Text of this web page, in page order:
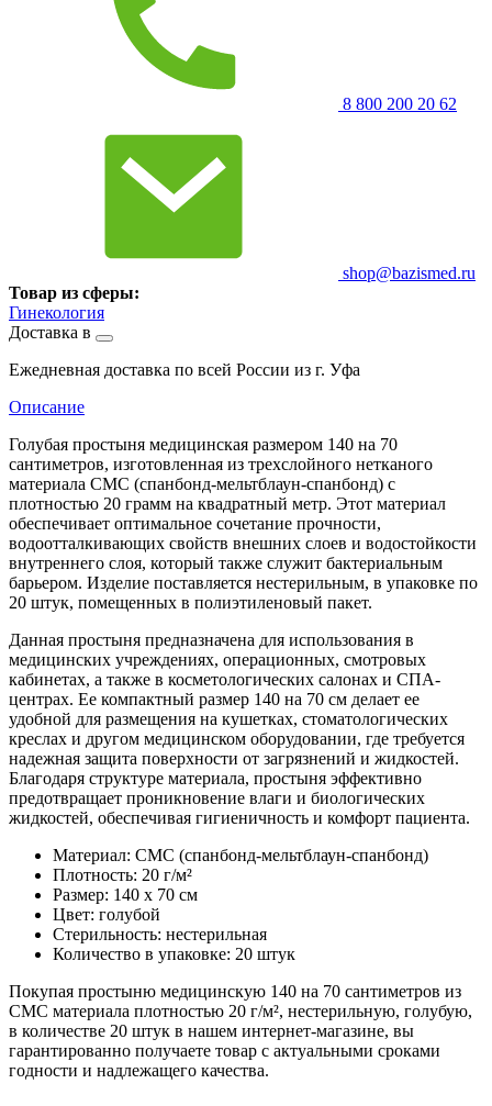
8 800 200 20 62
shop@bazismed.ru
Товар из сферы:
Гинекология
Доставка в
Ежедневная доставка по всей России из г. Уфа
Описание
Голубая простыня медицинская размером 140 на 70
сантиметров, изготовленная из трехслойного нетканого
материала СМС (спанбонд-мельтблаун-спанбонд) с
плотностью 20 грамм на квадратный метр. Этот материал
обеспечивает оптимальное сочетание прочности,
водоотталкивающих свойств внешних слоев и водостойкости
внутреннего слоя, который также служит бактериальным
барьером. Изделие поставляется нестерильным, в упаковке по
20 штук, помещенных в полиэтиленовый пакет.
Данная простыня предназначена для использования в
медицинских учреждениях, операционных, смотровых
кабинетах, а также в косметологических салонах и СПА-
центрах. Ее компактный размер 140 на 70 см делает ее
удобной для размещения на кушетках, стоматологических
креслах и другом медицинском оборудовании, где требуется
надежная защита поверхности от загрязнений и жидкостей.
Благодаря структуре материала, простыня эффективно
предотвращает проникновение влаги и биологических
жидкостей, обеспечивая гигиеничность и комфорт пациента.
Материал: СМС (спанбонд-мельтблаун-спанбонд)
Плотность: 20 г/м²
Размер: 140 x 70 см
Цвет: голубой
Стерильность: нестерильная
Количество в упаковке: 20 штук
Покупая простыню медицинскую 140 на 70 сантиметров из
СМС материала плотностью 20 г/м², нестерильную, голубую,
в количестве 20 штук в нашем интернет-магазине, вы
гарантированно получаете товар с актуальными сроками
годности и надлежащего качества.